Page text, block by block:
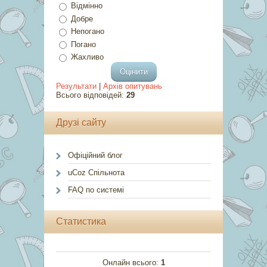
Відмінно
Добре
Непогано
Погано
Жахливо
Результати
Архів опитувань
Всього відповідей: 29
Друзі сайту
Офіційний блог
uCoz Спільнота
FAQ по системі
Статистика
Онлайн всього: 1